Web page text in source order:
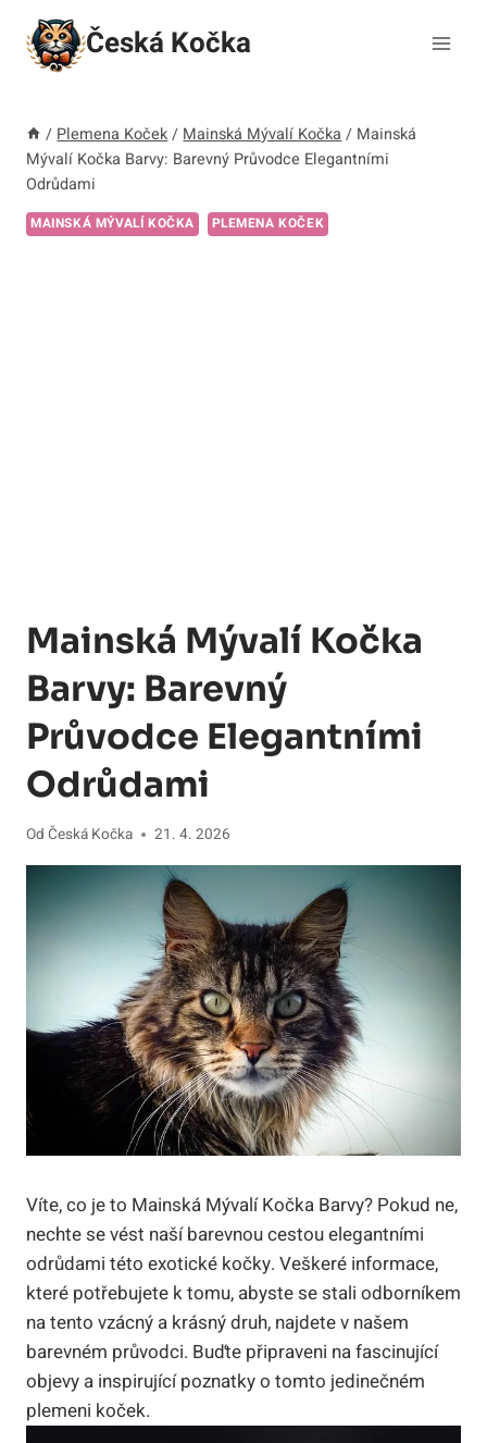
Přeskočit
obsah
Česká Kočka
/ Plemena Koček / Mainská Mývalí Kočka / Mainská
Mývalí Kočka Barvy: Barevný Průvodce Elegantními
Odrůdami
MAINSKÁ MÝVALÍ KOČKA PLEMENA KOČEK
Mainská Mývalí Kočka
Barvy: Barevný
Průvodce Elegantními
Odrůdami
Od Česká Kočka 21. 4. 2026
Víte, co je to Mainská Mývalí Kočka Barvy? Pokud ne,
nechte se vést naší barevnou cestou elegantními
odrůdami této exotické kočky. Veškeré informace,
které potřebujete k tomu, abyste se stali odborníkem
na tento vzácný a krásný druh, najdete v našem
barevném průvodci. Buďte připraveni na fascinující
objevy a inspirující poznatky o tomto jedinečném
plemeni koček.